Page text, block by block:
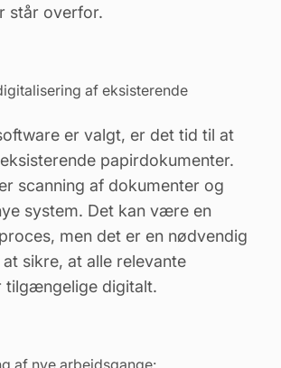
står overfor.
af eksisterende
er valgt, er det tid til at
papirdokumenter.
scanning af dokumenter og
system. Det kan være en
men det er en nødvendig
sikre, at alle relevante
tilgængelige digitalt.